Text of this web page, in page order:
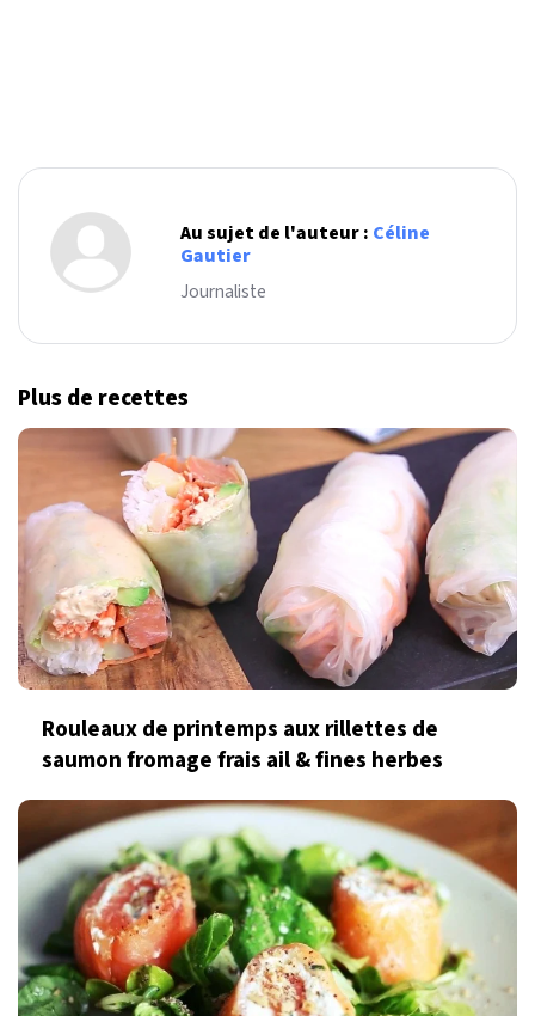
Au sujet de l'auteur : Céline
Gautier
Journaliste
Plus de recettes
Rouleaux de printemps aux rillettes de
saumon fromage frais ail & fines herbes